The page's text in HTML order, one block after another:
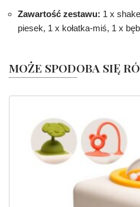
Zawartość zestawu: 1 x
piesek, 1 x kołatka-miś, 1 x
MOŻE SPODOBA SIĘ